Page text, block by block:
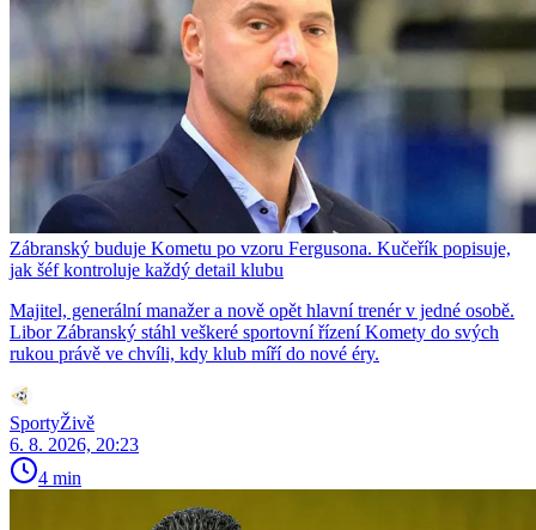
Zábranský buduje Kometu po vzoru Fergusona. Kučeřík popisuje,
jak šéf kontroluje každý detail klubu
Majitel, generální manažer a nově opět hlavní trenér v jedné osobě.
Libor Zábranský stáhl veškeré sportovní řízení Komety do svých
rukou právě ve chvíli, kdy klub míří do nové éry.
SportyŽivě
6. 8. 2026, 20:23
4 min